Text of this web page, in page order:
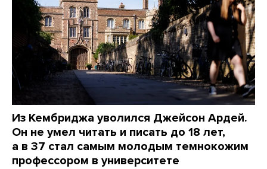
Из Кембриджа уволился Джейсон Ардей.
Он не умел читать и писать до 18 лет,
а в 37 стал самым молодым темнокожим
профессором в университете